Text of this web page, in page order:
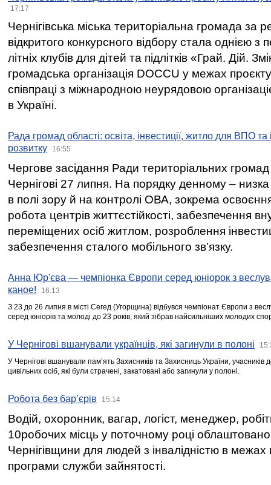
17:17
Чернігівська міська територіальна громада за
відкритого конкурсного відбору стала однією
літніх клубів для дітей та підлітків «Грай. Дій.
громадська організація DOCCU у межах
співпраці з міжнародною неурядовою
в Україні.
Рада громад області: освіта, інвестиції, житло для ВПО
розвитку
16:55
Чергове засідання Ради територіальних громад
Чернігові 27 липня. На порядку денному –
в полі зору й на контролі ОВА, зокрема освоєння
робота центрів життєстійкості, забезпечення
переміщених осіб житлом, розроблення
забезпечення сталого мобільного зв’язку.
Анна Юр'єва — чемпіонка Європи серед юніорок з
каное!
16:13
З 23 до 26 липня в місті Сегед (Угорщина) відбувся чемпіонат Європи з
серед юніорів та молоді до 23 років, який зібрав найсильніших молодих
У Чернігові вшанували українців, які загинули в полоні
У Чернігові вшанували пам’ять Захисників та Захисниць України,
цивільних осіб, які були страчені, закатовані або загинули у полоні.
Робота без бар’єрів 15:14
Водій, охоронник, вагар, логіст, менеджер,
10робочих місць у поточному році
Чернігівщини для людей з інвалідністю в межах
програми служби зайнятості.